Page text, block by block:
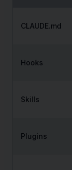
CLAUDE.md
Hooks
Skills
Plugins